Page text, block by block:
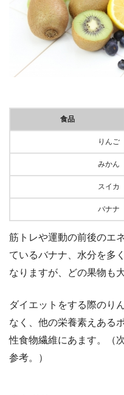
食品
りんご
みかん
スイカ
バナナ
筋トレや運動の前後のエ
ているバナナ、水分を多
なりますが、どの果物も
ダイエットをする際のり
なく、他の栄養素えある
性食物繊維にあます。（
参考。）